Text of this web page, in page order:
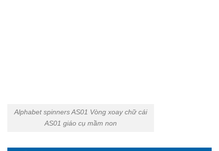
Alphabet spinners AS01 Vòng xoay chữ cái
AS01 giáo cụ mầm non